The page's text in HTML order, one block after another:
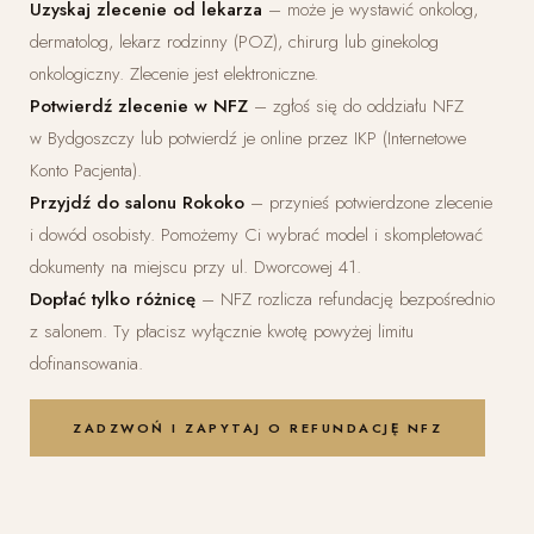
Uzyskaj zlecenie od lekarza – może je wystawić onkolog,
dermatolog, lekarz rodzinny (POZ), chirurg lub ginekolog
onkologiczny. Zlecenie jest elektroniczne.
Potwierdź zlecenie w NFZ – zgłoś się do oddziału NFZ
w Bydgoszczy lub potwierdź je online przez IKP (Internetowe
Konto Pacjenta).
Przyjdź do salonu Rokoko – przynieś potwierdzone zlecenie
i dowód osobisty. Pomożemy Ci wybrać model i skompletować
dokumenty na miejscu przy ul. Dworcowej 41.
Dopłać tylko różnicę – NFZ rozlicza refundację bezpośrednio
z salonem. Ty płacisz wyłącznie kwotę powyżej limitu
dofinansowania.
ZADZWOŃ I ZAPYTAJ O REFUNDACJĘ NFZ